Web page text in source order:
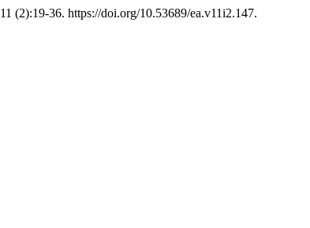
11 (2):19-36. https://doi.org/10.53689/ea.v11i2.147.